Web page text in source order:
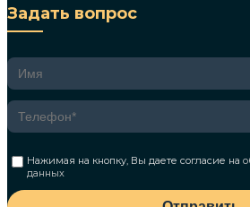
Задать вопрос
Нажимая на кнопку, Вы даете согласие на
данных